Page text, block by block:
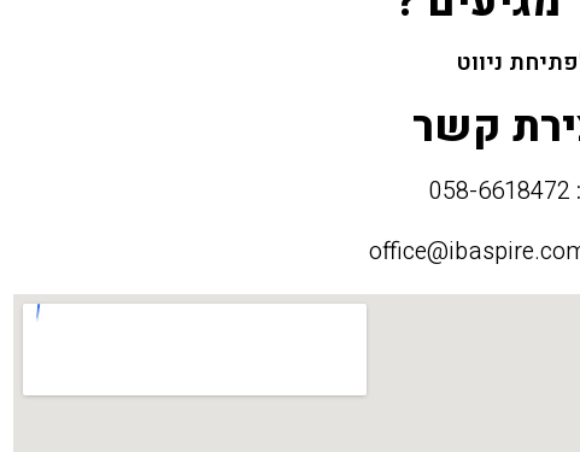
ניווט
קשר